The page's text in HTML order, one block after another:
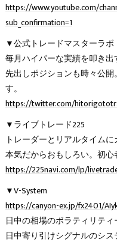
https://www.youtube.com/
sub_confirmation=1
▼公式トレードマスターラ
毎月ハイパーな実績を叩き出
先出しポジションも時々公
す。
https://twitter.com/
▼ライブトレード225
トレーダーとリアルタイムに
本気だからおもしろい。初
https://225navi.com/lp/
▼V-System
https://canyon-ex.jp/fx2401/
日中の相場のボラティリテ
日中寄り引けシグナルのシス